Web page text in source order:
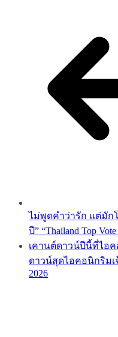
ไม่พูดคำว่ารัก แต่มัก
ปี” “Thailand Top Vote
เคานต์ดาวน์ปีนี้ที่ไอ
ดาวน์สุดไอคอนิกริม
2026